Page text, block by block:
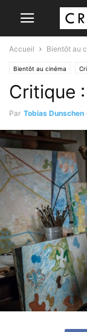
Accueil Bientôt au
Bientôt au cinéma
Critique
Par Tobias Dunschen